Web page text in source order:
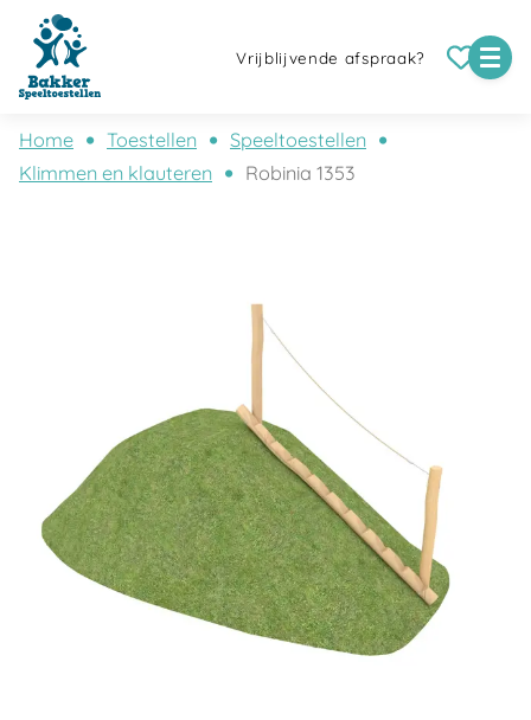
Vrijblijvende afspraak?
Home Toestellen
Speeltoestellen
Klimmen en klauteren
Robinia 1353